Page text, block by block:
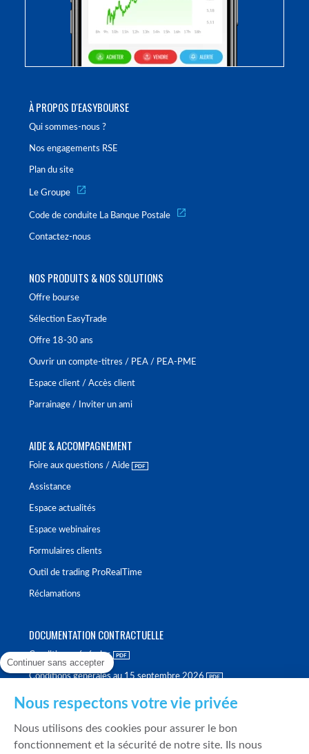
À PROPOS D'EASYBOURSE
Qui sommes-nous ?
Nos engagements RSE
Plan du site
Le Groupe
Code de conduite La Banque Postale
Contactez-nous
NOS PRODUITS & NOS SOLUTIONS
Offre bourse
Sélection EasyTrade
Offre 18-30 ans
Ouvrir un compte-titres / PEA / PEA-PME
Espace client / Accès client
Parrainage / Inviter un ami
AIDE & ACCOMPAGNEMENT
Foire aux questions / Aide
Assistance
Espace actualités
Espace webinaires
Formulaires clients
Outil de trading ProRealTime
Réclamations
DOCUMENTATION CONTRACTUELLE
Conditions générales
Conditions générales au 15 septembre 2026
Politique de meilleure sélection
Continuer sans accepter
Nous respectons votre vie privée
Nous utilisons des cookies pour assurer le bon
fonctionnement et la sécurité de notre site. Ils nous